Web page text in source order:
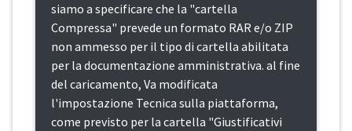
siamo a specificare che la "cartella
Compressa" prevede un formato RAR e/o ZIP
non ammesso per il tipo di cartella abilitata
per la documentazione amministrativa. al fine
del caricamento, Va modificata
l'impostazione Tecnica sulla piattaforma,
come previsto per la cartella "Giustificativi